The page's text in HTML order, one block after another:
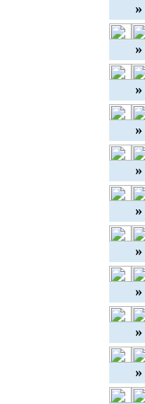
»
»
»
»
»
»
»
»
»
»